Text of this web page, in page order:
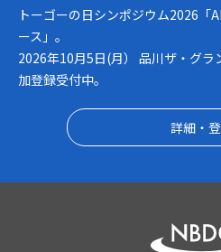
トーゴーの日シンポジウム2026「
ース」。
2026年10月5日(月） 品川ザ・グ
加登録受付中。
詳細・